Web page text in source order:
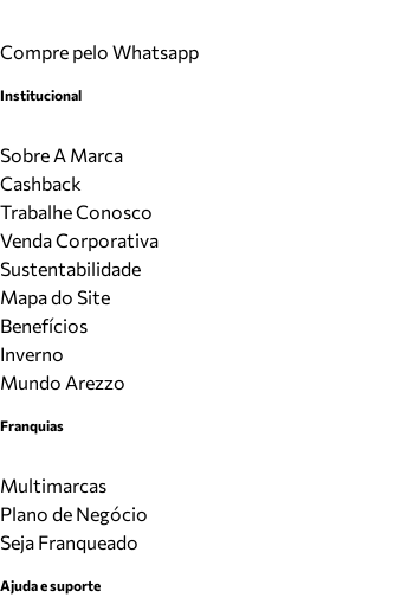
Compre pelo Whatsapp
Institucional
Sobre A Marca
Cashback
Trabalhe Conosco
Venda Corporativa
Sustentabilidade
Mapa do Site
Benefícios
Inverno
Mundo Arezzo
Franquias
Multimarcas
Plano de Negócio
Seja Franqueado
Ajuda e suporte